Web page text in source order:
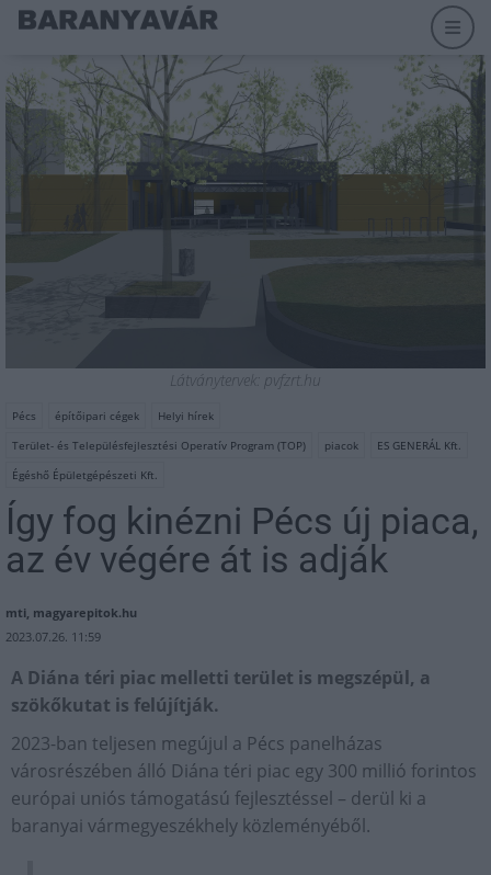
Látványtervek: pvfzrt.hu
Pécs építőipari cégek
Helyi hírek
Terület- és Településfejlesztési Operatív Program (TOP)
piacok
ES GENERÁL Kft.
Égéshő Épületgépészeti Kft.
Így fog kinézni Pécs új piaca,
az év végére át is adják
mti, magyarepitok.hu
2023.07.26. 11:59
A Diána téri piac melletti terület is megszépül, a
szökőkutat is felújítják.
2023-ban teljesen megújul a Pécs panelházas
városrészében álló Diána téri piac egy 300 millió forintos
európai uniós támogatású fejlesztéssel – derül ki a
baranyai vármegyeszékhely közleményéből.